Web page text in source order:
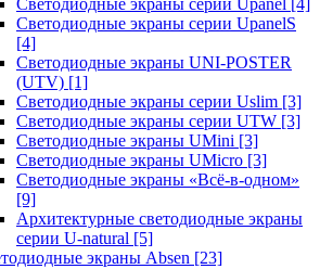
Светодиодные экраны серии Upanel [4]
Светодиодные экраны серии UpanelS
[4]
Светодиодные экраны UNI-POSTER
(UTV) [1]
Светодиодные экраны серии Uslim [3]
Светодиодные экраны серии UTW [3]
Светодиодные экраны UMini [3]
Светодиодные экраны UMicro [3]
Светодиодные экраны «Всё-в-одном»
[9]
Архитектурные светодиодные экраны
серии U-natural [5]
экраны Absen [23]